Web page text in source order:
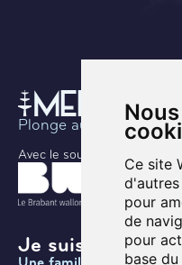
Ce site
pour
de
pour
base
Plonge au coeur de
Avec le soutien de
Je suis ...